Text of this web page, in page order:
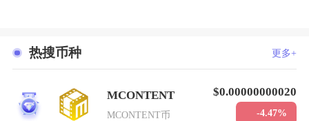
热搜币种 更多+
1
MCONTENT
MCONTENT币
$0.00000000020
-4.47%